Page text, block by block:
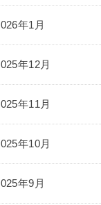
年1月
年12月
年11月
年10月
年9月